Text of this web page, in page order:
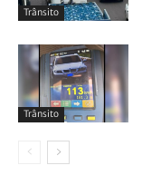
Trânsito
Trânsito